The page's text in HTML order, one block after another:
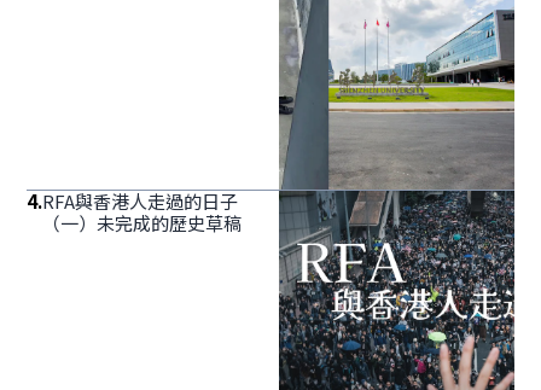
4.RFA與香港人走過的日子
（一）未完成的歷史草稿